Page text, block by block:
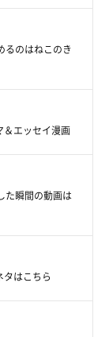
このきもち部」
ています。
るのはねこのき
＆エッセイ漫画
た瞬間の動画は
タはこちら